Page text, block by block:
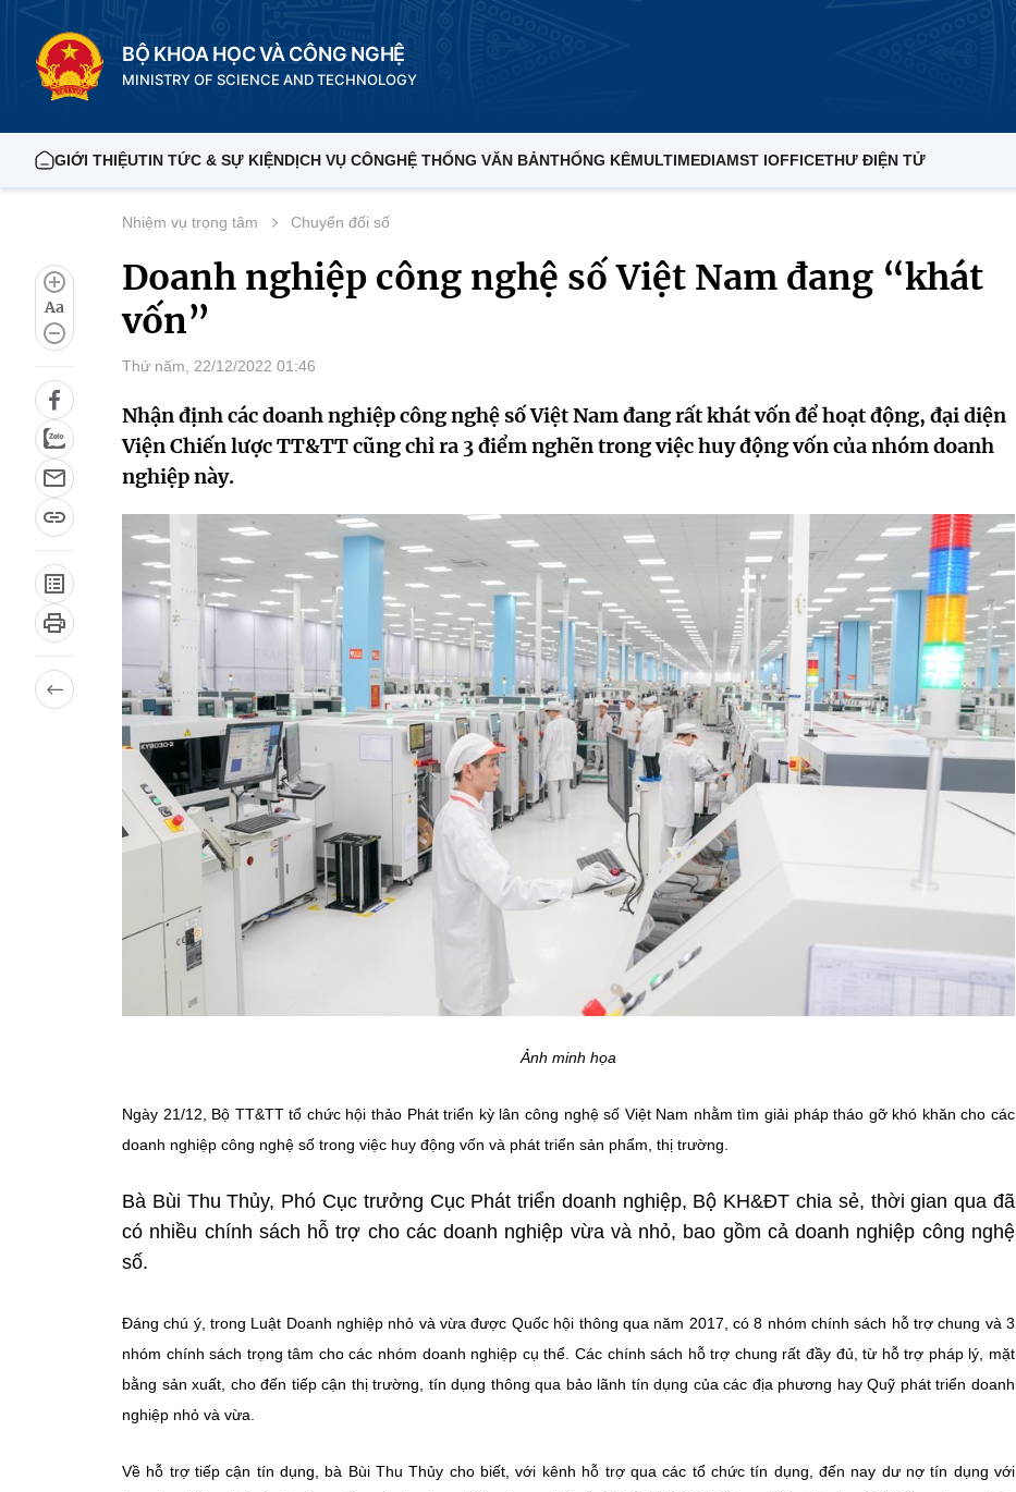
BỘ KHOA HỌC VÀ CÔNG NGHỆ
MINISTRY OF SCIENCE AND TECHNOLOGY
GIỚI THIỆUTIN TỨC & SỰ KIỆNDỊCH VỤ CÔNGHỆ THỐNG VĂN BẢNTHỐNG KÊMULTIMEDIAMST IOFFICETHƯ ĐIỆN TỬ
Aa
Nhiệm vụ trọng tâm Chuyển đổi số
Doanh nghiệp công nghệ số Việt Nam đang “khát
vốn”
Thứ năm, 22/12/2022 01:46
Nhận định các doanh nghiệp công nghệ số Việt Nam đang rất khát vốn để hoạt động, đại diện
Viện Chiến lược TT&TT cũng chỉ ra 3 điểm nghẽn trong việc huy động vốn của nhóm doanh
nghiệp này.
Ảnh minh họa
Ngày 21/12, Bộ TT&TT tổ chức hội thảo Phát triển kỳ lân công nghệ số Việt Nam nhằm tìm giải pháp tháo gỡ khó khăn cho các
doanh nghiệp công nghệ số trong việc huy động vốn và phát triển sản phẩm, thị trường.
Bà Bùi Thu Thủy, Phó Cục trưởng Cục Phát triển doanh nghiệp, Bộ KH&ĐT chia sẻ, thời gian qua đã
có nhiều chính sách hỗ trợ cho các doanh nghiệp vừa và nhỏ, bao gồm cả doanh nghiệp công nghệ
số.
Đáng chú ý, trong Luật Doanh nghiệp nhỏ và vừa được Quốc hội thông qua năm 2017, có 8 nhóm chính sách hỗ trợ chung và 3
nhóm chính sách trọng tâm cho các nhóm doanh nghiệp cụ thể. Các chính sách hỗ trợ chung rất đầy đủ, từ hỗ trợ pháp lý, mặt
bằng sản xuất, cho đến tiếp cận thị trường, tín dụng thông qua bảo lãnh tín dụng của các địa phương hay Quỹ phát triển doanh
nghiệp nhỏ và vừa.
Về hỗ trợ tiếp cận tín dụng, bà Bùi Thu Thủy cho biết, với kênh hỗ trợ qua các tổ chức tín dụng, đến nay dư nợ tín dụng với